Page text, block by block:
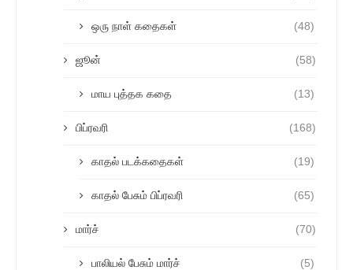
ஒரு நாள் கதைகள் (48)
ஜூன் (58)
மாய புத்தக கதை (13)
பிப்ரவரி (168)
காதல் படக்கதைகள் (19)
காதல் பேசும் பிப்ரவரி (65)
மார்ச் (70)
பாலியல் பேசும் மார்ச் (5)